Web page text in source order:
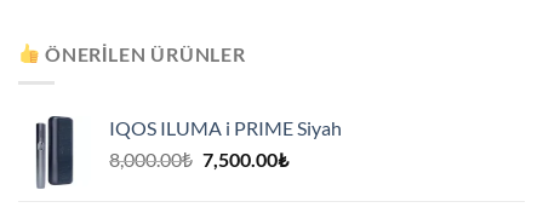
ÖNERILEN ÜRÜNLER
IQOS ILUMA i PRIME Siyah
8,000.00₺ Orijinal
7,500.00₺Şu